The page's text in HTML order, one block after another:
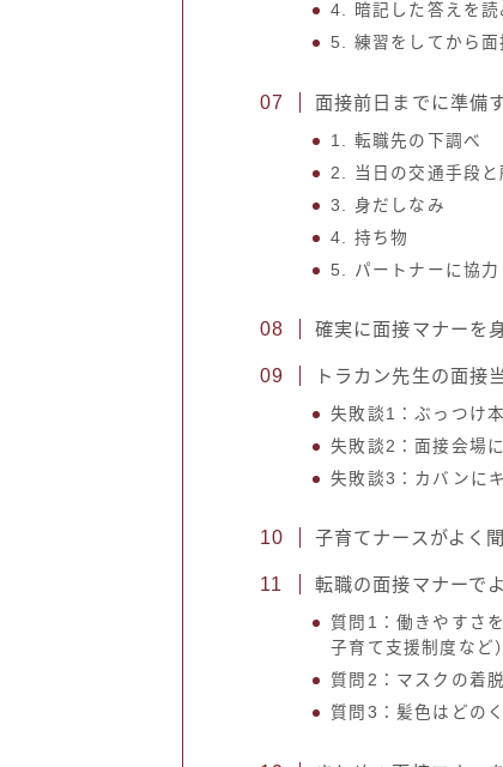
4. 暗記した答えを読
5. 練習をしてから面
面接前日までに準備
1. 転職先の下調べ
2. 当日の交通手段と
3. 身だしなみ
4. 持ち物
5. パートナーに協力
確実に面接マナーを
トラカン先生の面接
失敗談1：ぶっつけ
失敗談2：面接会場
失敗談3：カバンに
子育てナースがよく
転職の面接マナーで
質問1：働きやすさ
子育て支援制度など）
質問2：マスクの着
質問3：髪色はどの